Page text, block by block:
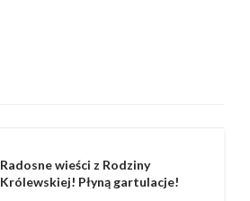
Radosne wieści z Rodziny
Królewskiej! Płyną gartulacje!